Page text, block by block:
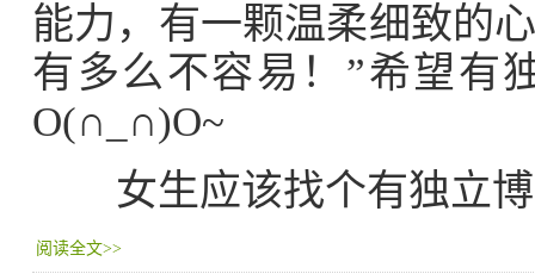
能力，有一颗温柔细致的
有多么不容易！”希望有
O(∩_∩)O~
女生应该找个有独立博
阅读全文>>